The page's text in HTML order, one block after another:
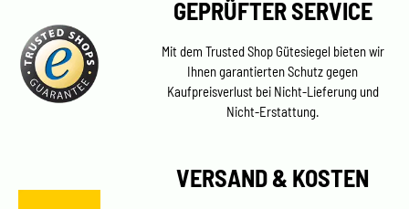
GEPRÜFTER SERVICE
Mit dem Trusted Shop Gütesiegel bieten wir
Ihnen garantierten Schutz gegen
Kaufpreisverlust bei Nicht-Lieferung und
Nicht-Erstattung.
VERSAND & KOSTEN